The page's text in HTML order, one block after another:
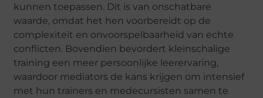
kunnen toepassen. Dit is van onschatbare
waarde, omdat het hen voorbereidt op de
complexiteit en onvoorspelbaarheid van echte
conflicten. Bovendien bevordert kleinschalige
training een meer persoonlijke leerervaring,
waardoor mediators de kans krijgen om intensief
met hun trainers en medecursisten samen te